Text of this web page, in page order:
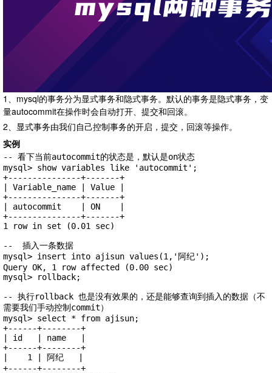
1、mysql的事务分为显式事务和隐式事务。默认的事务是隐式事务，变
量autocommit在操作时会自动打开、提交和回滚。
2、显式事务由我们自己控制事务的开启，提交，回滚等操作。
实例
-- 看下当前autocommit的状态是，默认是on状态
mysql> show variables like 'autocommit';
+---------------+-------+
| Variable_name | Value |
+---------------+-------+
| autocommit    | ON    |
+---------------+-------+
1 row in set (0.01 sec)
--  插入一条数据
mysql> insert into ajisun values(1,'阿纪');
Query OK, 1 row affected (0.00 sec)
mysql> rollback;
-- 执行rollback 也是没有效果的，还是能够查询到插入的数据（不
需要我们手动控制commit）
mysql> select * from ajisun;
+------+--------+
| id   | name   |
+------+--------+
|    1 | 阿纪   |
+------+--------+